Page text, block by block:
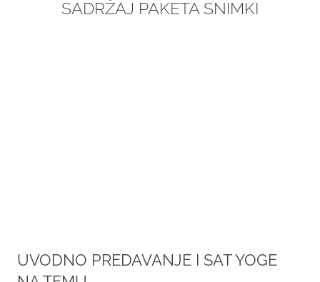
SADRŽAJ PAKETA SNIMKI
UVODNO PREDAVANJE I SAT YOGE